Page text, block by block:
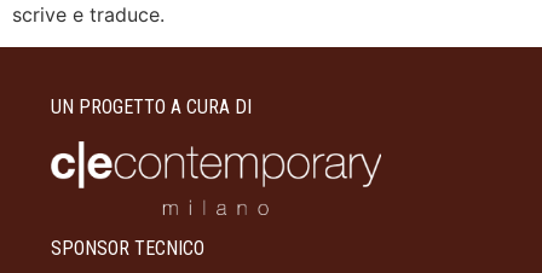
scrive e traduce.
UN PROGETTO A CURA DI
SPONSOR TECNICO